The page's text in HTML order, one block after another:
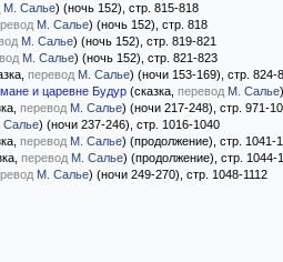
М. Салье) (ночь 152), стр. 815-818
М. Салье) (ночь 152), стр. 818
М. Салье) (ночь 152), стр. 819-821
М. Салье) (ночь 152), стр. 821-823
перевод М. Салье) (ночи 153-169), стр. 824-
и царевне Будур (сказка, перевод М. Салье
перевод М. Салье) (ночи 217-248), стр. 971-
Салье) (ночи 237-246), стр. 1016-1040
перевод М. Салье) (продолжение), стр. 1041-
перевод М. Салье) (продолжение), стр. 1044-
М. Салье) (ночи 249-270), стр. 1048-1112